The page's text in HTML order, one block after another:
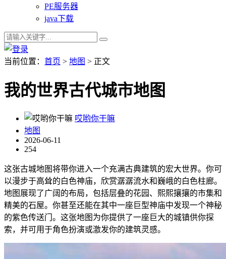
PE服务器
java下载
当前位置： 首页 > 地图 > 正文
我的世界古代城市地图
哎哟你干嘛
地图
2026-06-11
254
这张古城地图将带你进入一个充满古典建筑的宏大世界。你可
以漫步于高耸的白色神庙，欣赏潺潺流水和巍峨的白色柱廊。
地图展现了广阔的布局，包括层叠的花园、熙熙攘攘的市集和
精美的石屋。你甚至还能在其中一座巨型神庙中发现一个神秘
的紫色传送门。这张地图为你提供了一座巨大的城镇供你探
索，并可用于角色扮演或激发你的建筑灵感。